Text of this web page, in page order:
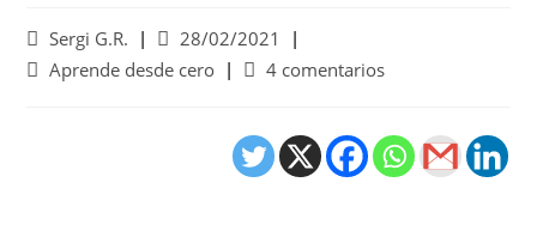
Sergi G.R.
28/02/2021
Aprende desde cero
4 comentarios